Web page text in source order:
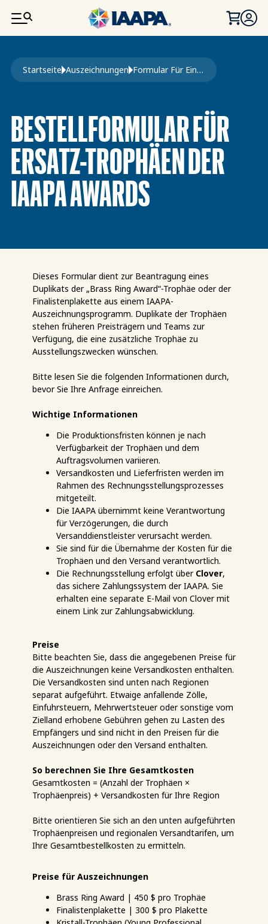
DIREKT ZUM INHALT
Pfadnavigation
Startseite Auszeichnungen Formular Für Eine Zweite Trophäe
BESTELLFORMULAR FÜR
ERSATZ-TROPHÄEN DER
IAAPA AWARDS
Dieses Formular dient zur Beantragung eines
Duplikats der „Brass Ring Award“-Trophäe oder der
Finalistenplakette aus einem IAAPA-
Auszeichnungsprogramm. Duplikate der Trophäen
stehen früheren Preisträgern und Teams zur
Verfügung, die eine zusätzliche Trophäe zu
Ausstellungszwecken wünschen.
Bitte lesen Sie die folgenden Informationen durch,
bevor Sie Ihre Anfrage einreichen.
Wichtige Informationen
Die Produktionsfristen können je nach
Verfügbarkeit der Trophäen und dem
Auftragsvolumen variieren.
Versandkosten und Lieferfristen werden im
Rahmen des Rechnungsstellungsprozesses
mitgeteilt.
Die IAAPA übernimmt keine Verantwortung
für Verzögerungen, die durch
Versanddienstleister verursacht werden.
Sie sind für die Übernahme der Kosten für die
Trophäen und den Versand verantwortlich.
Die Rechnungsstellung erfolgt über Clover,
das sichere Zahlungssystem der IAAPA. Sie
erhalten eine separate E-Mail von Clover mit
einem Link zur Zahlungsabwicklung.
Preise
Bitte beachten Sie, dass die angegebenen Preise für
die Auszeichnungen keine Versandkosten enthalten.
Die Versandkosten sind unten nach Regionen
separat aufgeführt. Etwaige anfallende Zölle,
Einfuhrsteuern, Mehrwertsteuer oder sonstige vom
Zielland erhobene Gebühren gehen zu Lasten des
Empfängers und sind nicht in den Preisen für die
Auszeichnungen oder den Versand enthalten.
So berechnen Sie Ihre Gesamtkosten
Gesamtkosten = (Anzahl der Trophäen ×
Trophäenpreis) + Versandkosten für Ihre Region
Bitte orientieren Sie sich an den unten aufgeführten
Trophäenpreisen und regionalen Versandtarifen, um
Ihre Gesamtbestellkosten zu ermitteln.
Preise für Auszeichnungen
Brass Ring Award | 450 $ pro Trophäe
Finalistenplakette | 300 $ pro Plakette